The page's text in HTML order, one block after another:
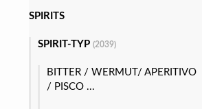
SPIRITS
SPIRIT-TYP (2039)
BITTER / WERMUT/ APERITIVO
/ PISCO ...